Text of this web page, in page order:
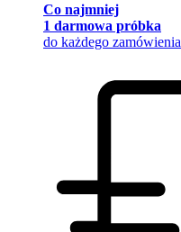
Co najmniej
1 darmowa próbka
do każdego zamówienia